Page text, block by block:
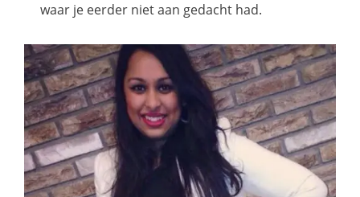
waar je eerder niet aan gedacht had.